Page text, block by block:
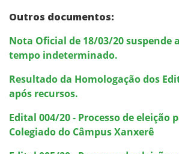
Outros documentos:
Nota Oficial de 18/03/20 suspende
tempo indeterminado.
Resultado da Homologação dos
após recursos.
Edital 004/20 - Processo de eleição
Colegiado do Câmpus Xanxerê